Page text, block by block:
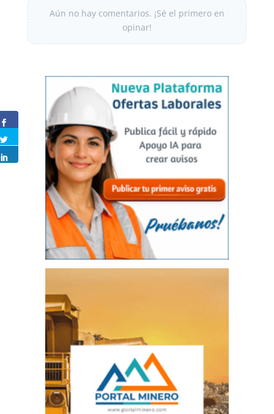
Aún no hay comentarios. ¡Sé el primero en
opinar!